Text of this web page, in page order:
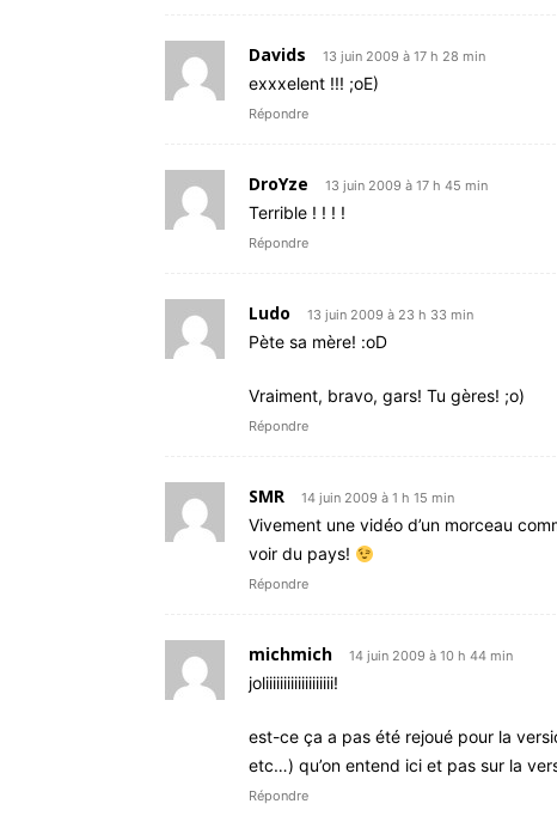
Davids 13 juin 2009 à 17 h 28 min
exxxelent !!! ;oE)
Répondre
DroYze 13 juin 2009 à 17 h 45 min
Terrible ! ! ! !
Répondre
Ludo 13 juin 2009 à 23 h 33 min
Pète sa mère! :oD
Vraiment, bravo, gars! Tu gères! ;o)
Répondre
SMR 14 juin 2009 à 1 h 15 min
Vivement une vidéo d’un morceau
voir du pays!
Répondre
michmich 14 juin 2009 à 10 h 44 min
joliiiiiiiiiiiiiiiiiii!
est-ce ça a pas été rejoué pour la
etc…) qu’on entend ici et pas sur la
Répondre